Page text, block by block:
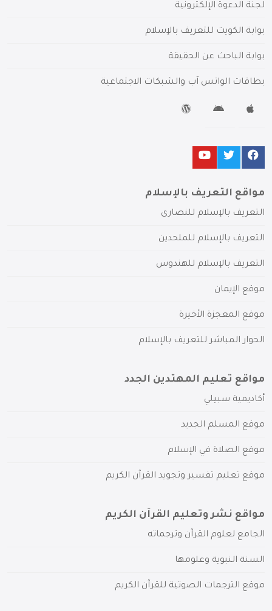
لجنة الدعوة الإلكترونية
بوابة الكويت للتعريف بالإسلام
بوابة الباحث عن الحقيقة
بطاقات الواتس آب والشبكات الاجتماعية
مواقع التعريف بالإسلام
التعريف بالإسلام للنصارى
التعريف بالإسلام للملحدين
التعريف بالإسلام للهندوس
موقع الإيمان
موقع المعجزة الأخيرة
الحوار المباشر للتعريف بالإسلام
مواقع تعليم المهتدين الجدد
أكاديمية سبيلي
موقع المسلم الجديد
موقع الصلاة في الإسلام
موقع تعليم تفسير وتجويد القرآن الكريم
مواقع نشر وتعليم القرآن الكريم
الجامع لعلوم القرآن وترجماته
السنة النبوية وعلومها
موقع الترجمات الصوتية للقرآن الكريم